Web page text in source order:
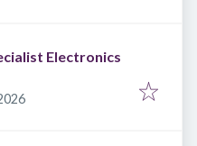
Electronics